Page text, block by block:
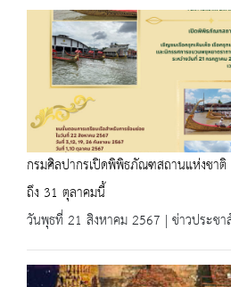
กรมศิลปากรเปิดพิพิธภัณฑสถานแห่งชาติ
ถึง 31 ตุลาคมนี้
วันพุธที่ 21 สิงหาคม 2567 | ข่าวประช